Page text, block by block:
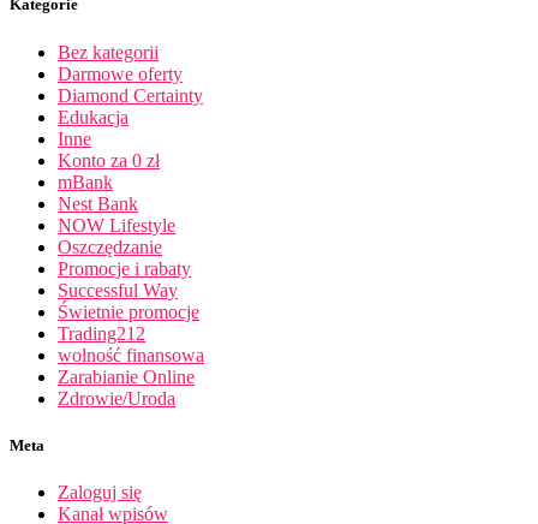
Kategorie
Bez kategorii
Darmowe oferty
Diamond Certainty
Edukacja
Inne
Konto za 0 zł
mBank
Nest Bank
NOW Lifestyle
Oszczędzanie
Promocje i rabaty
Successful Way
Świetnie promocje
Trading212
wolność finansowa
Zarabianie Online
Zdrowie/Uroda
Meta
Zaloguj się
Kanał wpisów